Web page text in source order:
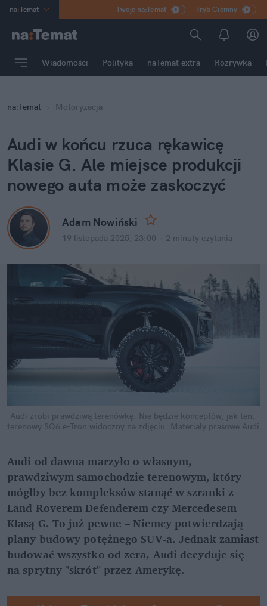
na:Temat
Poland
mama
Rozrywka
Twoje na:Temat Tryb Ciemny
Wiadomości Polityka naTemat extra Rozrywka
na:Temat Motoryzacja
Audi w końcu rzuca rękawicę
Klasie G. Ale miejsce produkcji
nowego auta może zaskoczyć
Adam Nowiński
19 listopada 2025, 23:00 2 minuty czytania
Audi zrobi prawdziwą terenówkę. Nie będzie konceptów, jak ten,
terenowy SQ6 e-Tron widoczny na zdjęciu. Materiały prasowe Audi
Audi od dawna marzyło o własnym,
prawdziwym samochodzie terenowym, który
mógłby bez kompleksów stanąć w szranki z
Land Roverem Defenderem czy Mercedesem
Klasą G. To już pewne – Niemcy potwierdzają
plany budowy potężnego SUV-a. Jednak zamiast
budować wszystko od zera, Audi decyduje się
na sprytny "skrót" przez Amerykę.